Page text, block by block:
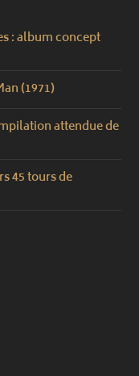
: album concept
(1971)
attendue de
45 tours de